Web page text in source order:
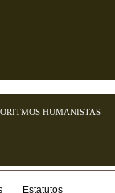
HUMANISTAS
Estatutos